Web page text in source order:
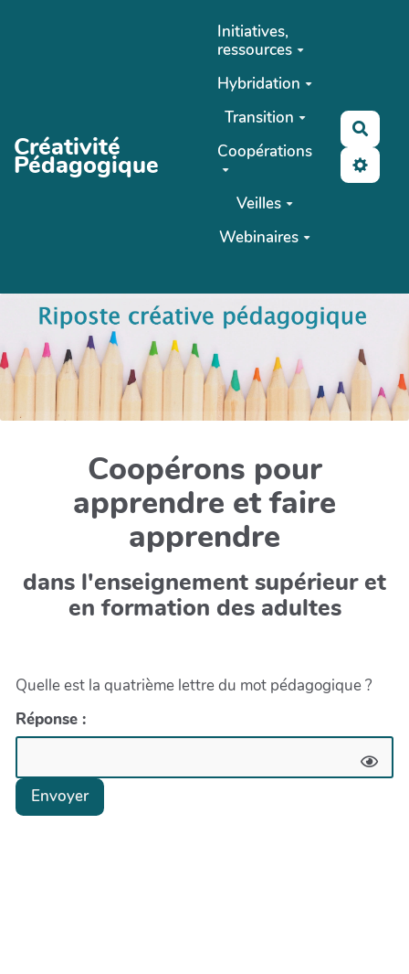
Créativité
Pédagogique
Initiatives,
ressources
Hybridation
Transition
Coopérations
Veilles
Webinaires
Coopérons pour
apprendre et faire
apprendre
dans l'enseignement supérieur et
en formation des adultes
Quelle est la quatrième lettre du mot pédagogique ?
Réponse :
Envoyer